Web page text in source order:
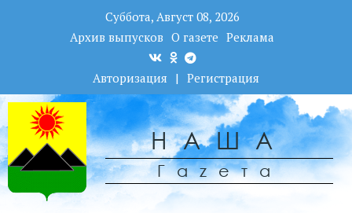
Суббота, Август 08, 2026
Архив выпусков О газете Реклама
Авторизация | Регистрация
НАША
Гаzета